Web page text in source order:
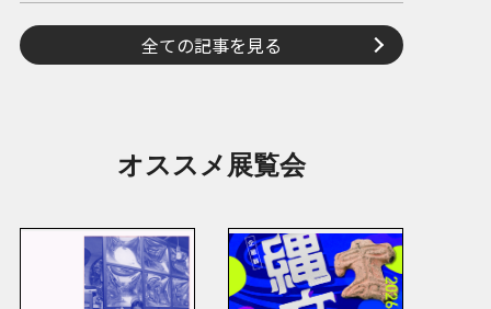
全ての記事を見る
オススメ展覧会